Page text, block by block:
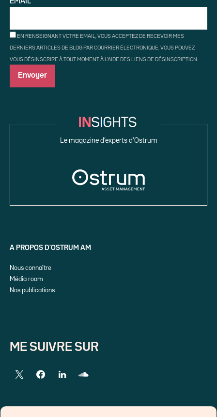
EN RENSEIGNANT VOTRE EMAIL, VOUS ACCEPTEZ DE RECEVOIR MES
DERNIERS ARTICLES DE BLOG PAR COURRIER ÉLECTRONIQUE. VOUS POUVEZ
VOUS DÉSINSCRIRE À TOUT MOMENT À L'AIDE DES LIENS DE DÉSINSCRIPTION.
Le magazine d’experts d’Ostrum
A PROPOS D’OSTRUM AM
Nous connaître
Média room
Nos publications
ME SUIVRE SUR